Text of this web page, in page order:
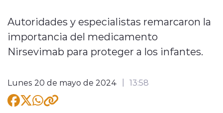
Deportes
Entrevistas
Autoridades y especialistas remarcaron la
importancia del medicamento
Nirsevimab para proteger a los infantes.
Lunes 20 de mayo de 2024 13:58